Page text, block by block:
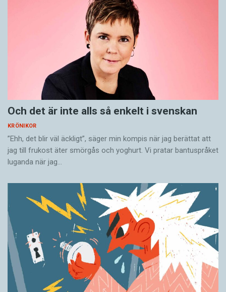
Och det är inte alls så enkelt i svenskan
KRÖNIKOR
”Ehh, det blir väl äckligt”, säger min kompis när jag berättat att
jag till frukost äter smörgås och yoghurt. Vi pratar bantuspråket
luganda när jag…